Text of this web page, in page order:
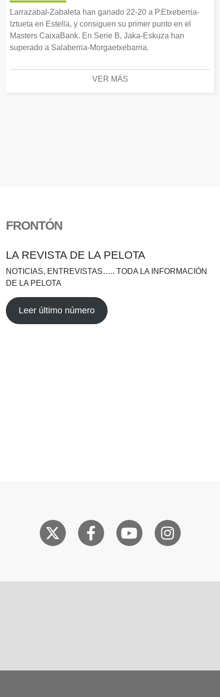
Larrazabal-Zabaleta han ganado 22-20 a P.Etxeberria-
Iztueta en Estella, y consiguen su primer punto en el
Masters CaixaBank. En Serie B, Jaka-Eskuza han
superado a Salaberria-Morgaetxebarria.
VER MÁS
FRONTÓN
LA REVISTA DE LA PELOTA
NOTICIAS, ENTREVISTAS….. TODA LA INFORMACIÓN
DE LA PELOTA
Leer último número